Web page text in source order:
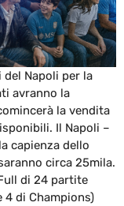
del Napoli per la
avranno la
la vendita
Il Napoli –
capienza dello
circa 25mila.
di 24 partite
4 di Champions)